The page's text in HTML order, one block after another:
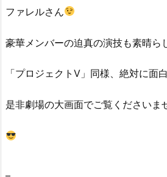
ファレルさん
豪華メンバーの迫真の演技も素晴ら
「プロジェクトV」同様、絶対に面
是非劇場の大画面でご覧くださいま